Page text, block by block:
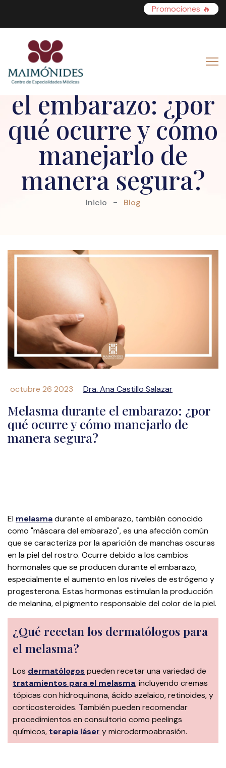
Promociones 🔥
Melasma durante
el embarazo: ¿por
qué ocurre y cómo
manejarlo de
manera segura?
Inicio Blog
octubre 26 2023 Dra. Ana Castillo Salazar
Melasma durante el embarazo: ¿por
qué ocurre y cómo manejarlo de
manera segura?
El melasmadurante el embarazo, también conocido
como "máscara del embarazo", es una afección común
que se caracteriza por la aparición de manchas oscuras
en la piel del rostro. Ocurre debido a los cambios
hormonales que se producen durante el embarazo,
especialmente el aumento en los niveles de estrógeno y
progesterona. Estas hormonas estimulan la producción
de melanina, el pigmento responsable del color de la piel.
¿Qué recetan los dermatólogos para
el melasma?
Los dermatólogos pueden recetar una variedad de
tratamientos para el melasma, incluyendo cremas
tópicas con hidroquinona, ácido azelaico, retinoides, y
corticosteroides. También pueden recomendar
procedimientos en consultorio como peelings
químicos, terapia láser y microdermoabrasión.